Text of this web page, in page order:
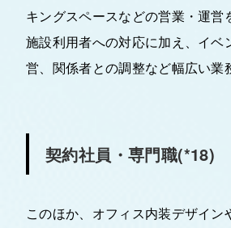
キングスペースなどの営業・運営
施設利用者への対応に加え、イベ
営、関係者との調整など幅広い業
契約社員・専門職(*18)
このほか、オフィス内装デザイン